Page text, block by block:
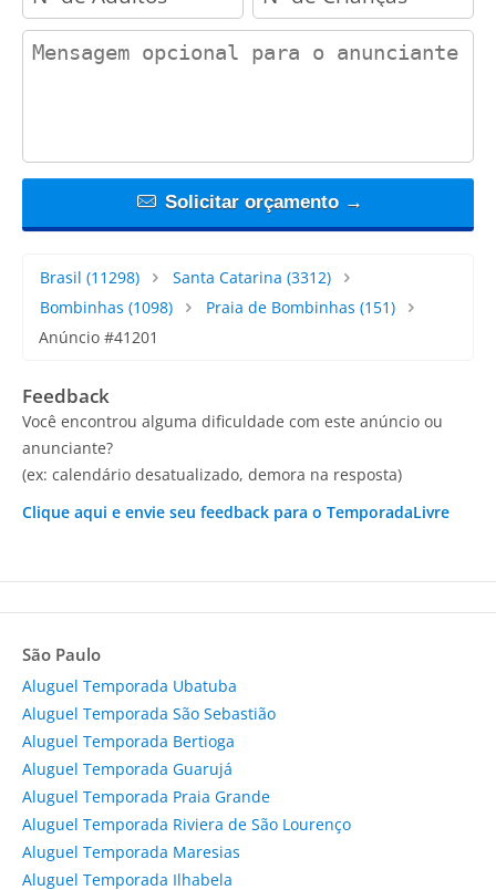
contact_message
Solicitar orçamento →
Brasil (11298) Santa Catarina (3312)
Bombinhas (1098) Praia de Bombinhas (151)
Anúncio #41201
Feedback
Você encontrou alguma dificuldade com este anúncio ou
anunciante?
(ex: calendário desatualizado, demora na resposta)
Clique aqui e envie seu feedback para o TemporadaLivre
São Paulo
Aluguel Temporada Ubatuba
Aluguel Temporada São Sebastião
Aluguel Temporada Bertioga
Aluguel Temporada Guarujá
Aluguel Temporada Praia Grande
Aluguel Temporada Riviera de São Lourenço
Aluguel Temporada Maresias
Aluguel Temporada Ilhabela